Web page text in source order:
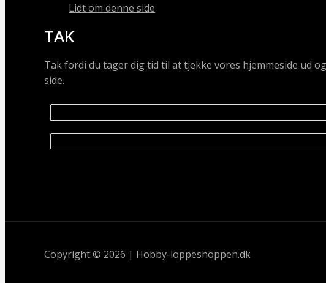
Lidt om denne side
TAK
Tak fordi du tager dig tid til at tjekke vores hjemmeside ud
side.
Copyright © 2026 | Hobby-loppeshoppen.dk